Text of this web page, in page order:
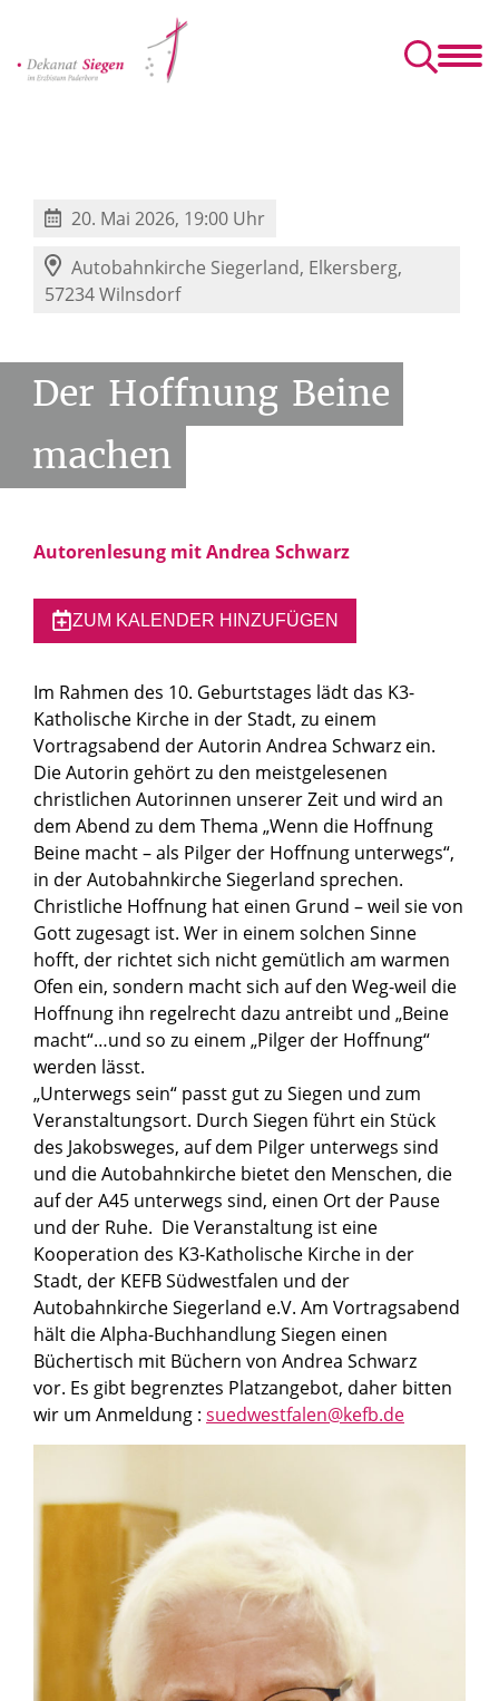
20. Mai 2026, 19:00 Uhr
Autobahnkirche Siegerland, Elkersberg,
57234 Wilnsdorf
Der Hoffnung Beine
machen
Autorenlesung mit Andrea Schwarz
ZUM KALENDER HINZUFÜGEN
Im Rahmen des 10. Geburtstages lädt das K3-
Katholische Kirche in der Stadt, zu einem
Vortragsabend der Autorin Andrea Schwarz ein.
Die Autorin gehört zu den meistgelesenen
christlichen Autorinnen unserer Zeit und wird an
dem Abend zu dem Thema „Wenn die Hoffnung
Beine macht – als Pilger der Hoffnung unterwegs“,
in der Autobahnkirche Siegerland sprechen.
Christliche Hoffnung hat einen Grund – weil sie von
Gott zugesagt ist. Wer in einem solchen Sinne
hofft, der richtet sich nicht gemütlich am warmen
Ofen ein, sondern macht sich auf den Weg-weil die
Hoffnung ihn regelrecht dazu antreibt und „Beine
macht“…und so zu einem „Pilger der Hoffnung“
werden lässt.
„Unterwegs sein“ passt gut zu Siegen und zum
Veranstaltungsort. Durch Siegen führt ein Stück
des Jakobsweges, auf dem Pilger unterwegs sind
und die Autobahnkirche bietet den Menschen, die
auf der A45 unterwegs sind, einen Ort der Pause
und der Ruhe. Die Veranstaltung ist eine
Kooperation des K3-Katholische Kirche in der
Stadt, der KEFB Südwestfalen und der
Autobahnkirche Siegerland e.V. Am Vortragsabend
hält die Alpha-Buchhandlung Siegen einen
Büchertisch mit Büchern von Andrea Schwarz
vor. Es gibt begrenztes Platzangebot, daher bitten
wir um Anmeldung : suedwestfalen@kefb.de